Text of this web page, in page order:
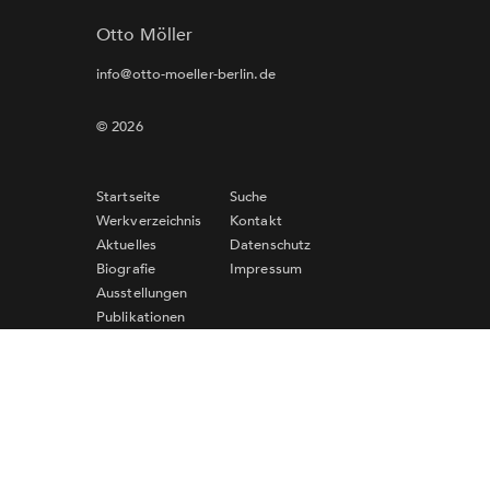
Otto Möller
info@otto-moeller-berlin.de
© 2026
Startseite
Werkverzeichnis
Aktuelles
Biografie
Ausstellungen
Publikationen
Suche
Kontakt
Datenschutz
Impressum